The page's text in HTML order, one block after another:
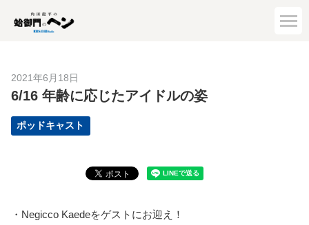
2021年6月18日
6/16 年齢に応じたアイドルの姿
ポッドキャスト
・Negicco Kaedeをゲストにお迎え！